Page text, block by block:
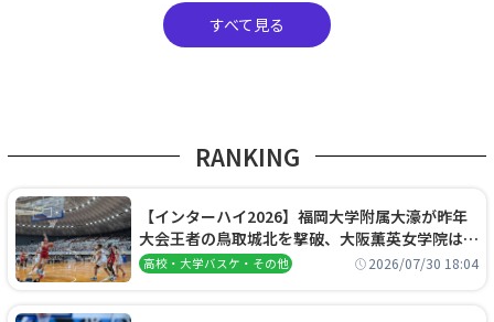
すべて見る
RANKING
【インターハイ2026】福岡大学附属大濠が昨年
大会王者の鳥取城北を撃破、大阪薫英女学院は岐
阜女子に完勝、大会3日目試合結果
高校・大学バスケ・その他 2026/07/30 18:04